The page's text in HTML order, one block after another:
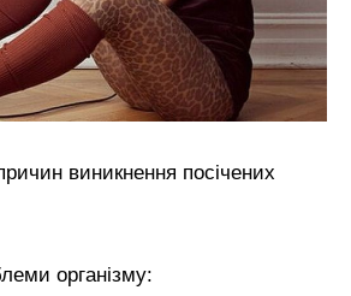
виникнення посічених
організму: